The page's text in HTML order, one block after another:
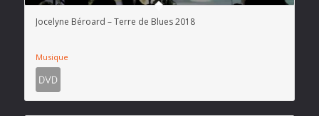
Jocelyne Béroard – Terre de Blues 2018
Musique